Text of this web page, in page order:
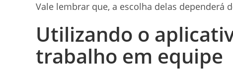
Vale lembrar que, a escolha delas dependerá
Utilizando o
trabalho em equipe